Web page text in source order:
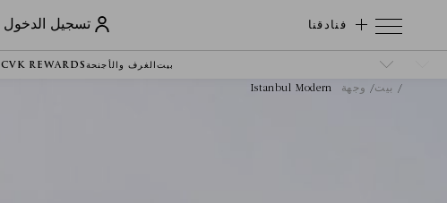
تسجيل الدخول فنادقنا
بيت الغرف والأجنحةCVK REWARDS
بيت وجهة Istanbul Modern